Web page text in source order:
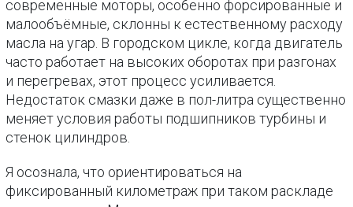
современные моторы, особенно форсированные и
малообъёмные, склонны к естественному расходу
масла на угар. В городском цикле, когда двигатель
часто работает на высоких оборотах при разгонах
и перегревах, этот процесс усиливается.
Недостаток смазки даже в пол-литра существенно
меняет условия работы подшипников турбины и
стенок цилиндров.
Я осознала, что ориентироваться на
фиксированный километраж при таком раскладе